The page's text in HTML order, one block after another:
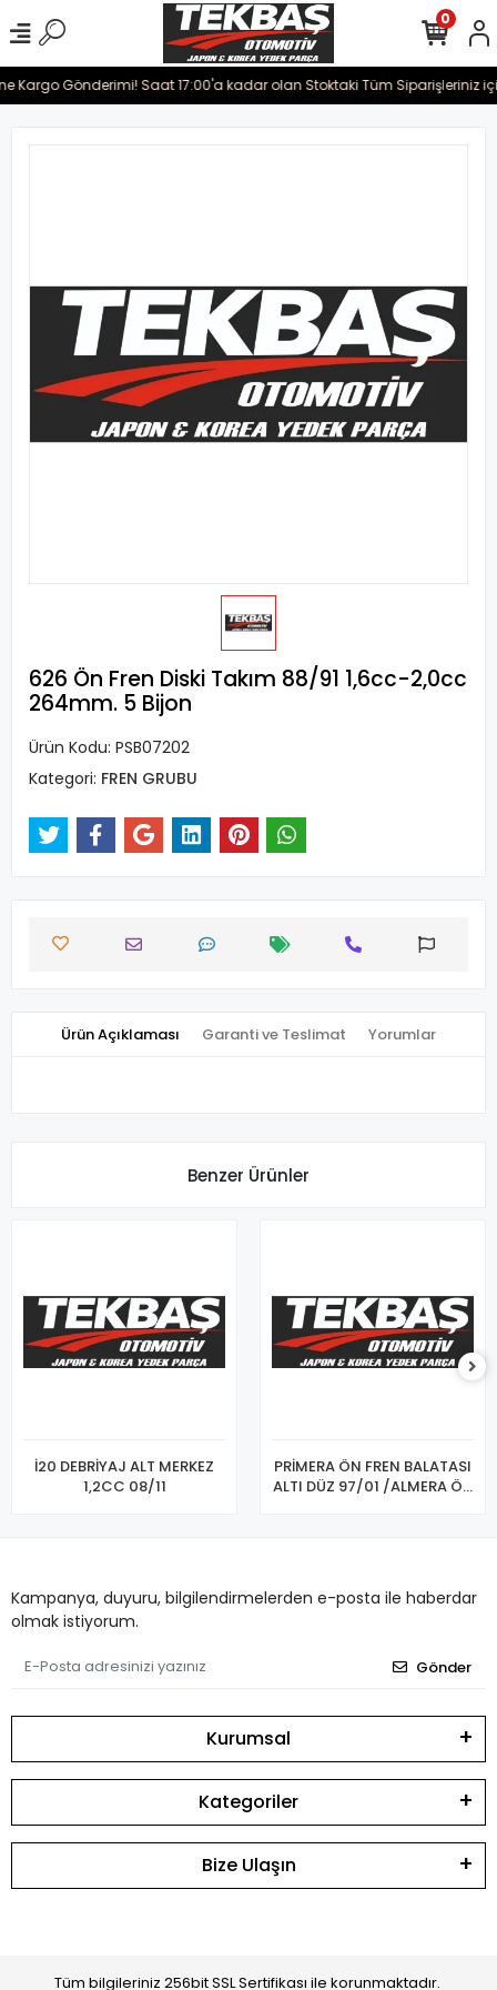
Kargo Gönderimi! Saat 17:00'a kadar olan Stoktaki Tüm Siparişleriniz
0
626 Ön Fren Diski Takım 88/91 1,6cc-2,0cc
264mm. 5 Bijon
Ürün Kodu: PSB07202
Kategori: FREN GRUBU
Ürün Açıklaması Garanti ve Teslimat Yorumlar
Benzer Ürünler
İ20 DEBRİYAJ ALT MERKEZ
1,2CC 08/11
PRİMERA ÖN FREN BALATASI
ALTI DÜZ 97/01 /ALMERA ÖN
Kampanya, duyuru, bilgilendirmelerden e-posta ile haberdar
olmak istiyorum.
Gönder
Kurumsal
Kategoriler
Bize Ulaşın
Tüm bilgileriniz 256bit SSL Sertifikası ile korunmaktadır.